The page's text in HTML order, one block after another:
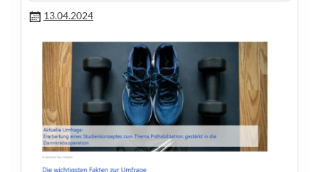
13.04.2024